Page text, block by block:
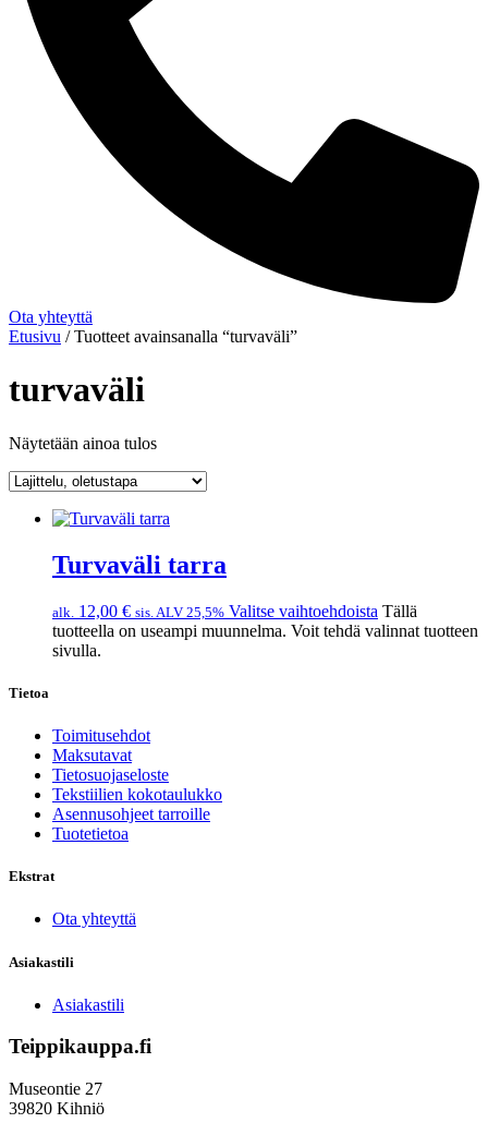
Ota yhteyttä
Etusivu / Tuotteet avainsanalla “turvaväli”
turvaväli
Näytetään ainoa tulos
Turvaväli tarra
alk. 12,00 € sis. ALV 25,5% Valitse vaihtoehdoista Tällä
tuotteella on useampi muunnelma. Voit tehdä valinnat tuotteen
sivulla.
Tietoa
Toimitusehdot
Maksutavat
Tietosuojaseloste
Tekstiilien kokotaulukko
Asennusohjeet tarroille
Tuotetietoa
Ekstrat
Ota yhteyttä
Asiakastili
Asiakastili
Teippikauppa.fi
Museontie 27
39820 Kihniö